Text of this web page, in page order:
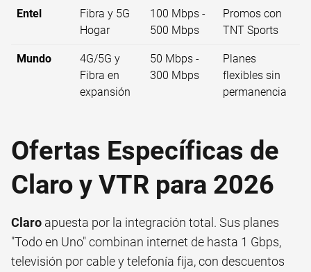
Entel
Fibra y 5G
Hogar
100 Mbps -
500 Mbps
Promos con
TNT Sports
Mundo
4G/5G y
Fibra en
expansión
50 Mbps -
300 Mbps
Planes
flexibles sin
permanencia
Ofertas Específicas de
Claro y VTR para 2026
Claro apuesta por la integración total. Sus planes
"Todo en Uno" combinan internet de hasta 1 Gbps,
televisión por cable y telefonía fija, con descuentos